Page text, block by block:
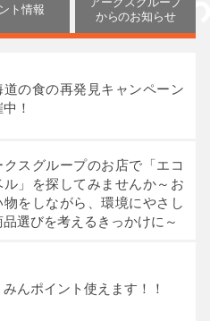
しました。
じる
しました。
じる
4店舗まで
ます。
ト情報
からのお知らせ
道の食の再発見キャンペーン
！
クスグループのお店で「エコ
ル」を探してみませんか～お
物をしながら、環境にやさし
品選びを考えるきっかけに～
みんポイント使えます！！